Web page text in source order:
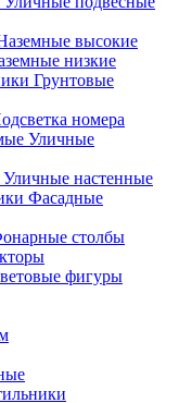
высокие
низкие
Грунтовые
номера
Уличные
Уличные настенные
Фасадные
столбы
фигуры